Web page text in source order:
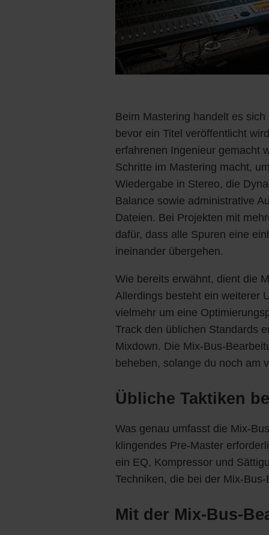
Beim Mastering handelt es
bevor ein Titel veröffentlicht
erfahrenen Ingenieur gemacht
Schritte im Mastering macht,
Wiedergabe in Stereo, die
Balance sowie administrative
Dateien. Bei Projekten mit
dafür, dass alle Spuren eine
ineinander übergehen.
Wie bereits erwähnt, dient die
Allerdings besteht ein weiterer
vielmehr um eine
Track den üblichen Standards
Mixdown. Die Mix-Bus-
beheben, solange du noch am
Übliche Taktiken
Was genau umfasst die Mix-
klingendes Pre-Master
ein EQ, Kompressor und
Techniken, die bei der Mix-
Mit der Mix-Bus-